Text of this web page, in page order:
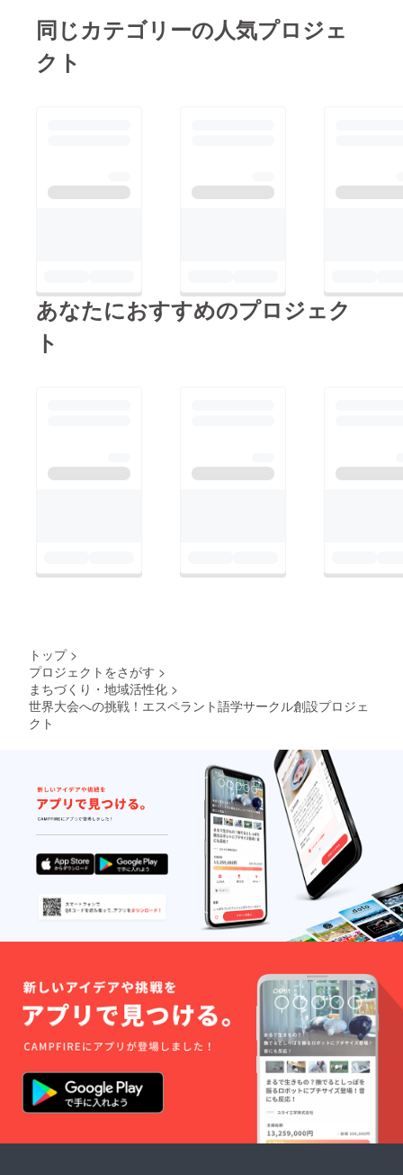
同じカテゴリーの人気プロジェ
クト
あなたにおすすめのプロジェク
ト
トップ >
プロジェクトをさがす >
まちづくり・地域活性化 >
世界大会への挑戦！エスペラント語学サークル創設プロジェ
クト